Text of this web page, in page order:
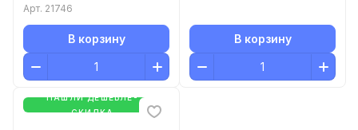
Арт. 21746
В корзину В корзину
НАШЛИ ДЕШЕВЛЕ-
СКИДКА